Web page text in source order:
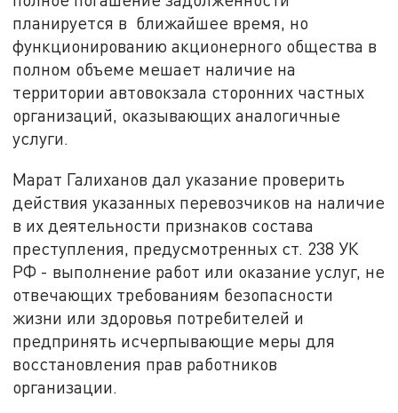
планируется в ближайшее время, но
функционированию акционерного общества в
полном объеме мешает наличие на
территории автовокзала сторонних частных
организаций, оказывающих аналогичные
услуги.
Марат Галиханов дал указание проверить
действия указанных перевозчиков на наличие
в их деятельности признаков состава
преступления, предусмотренных ст. 238 УК
РФ - выполнение работ или оказание услуг, не
отвечающих требованиям безопасности
жизни или здоровья потребителей и
предпринять исчерпывающие меры для
восстановления прав работников
организации.